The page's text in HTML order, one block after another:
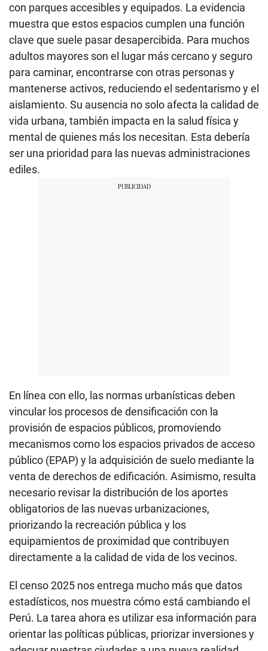
con parques accesibles y equipados. La evidencia
muestra que estos espacios cumplen una función
clave que suele pasar desapercibida. Para muchos
adultos mayores son el lugar más cercano y seguro
para caminar, encontrarse con otras personas y
mantenerse activos, reduciendo el sedentarismo y el
aislamiento. Su ausencia no solo afecta la calidad de
vida urbana, también impacta en la salud física y
mental de quienes más los necesitan. Esta debería
ser una prioridad para las nuevas administraciones
ediles.
En línea con ello, las normas urbanísticas deben
vincular los procesos de densificación con la
provisión de espacios públicos, promoviendo
mecanismos como los espacios privados de acceso
público (EPAP) y la adquisición de suelo mediante la
venta de derechos de edificación. Asimismo, resulta
necesario revisar la distribución de los aportes
obligatorios de las nuevas urbanizaciones,
priorizando la recreación pública y los
equipamientos de proximidad que contribuyen
directamente a la calidad de vida de los vecinos.
El censo 2025 nos entrega mucho más que datos
estadísticos, nos muestra cómo está cambiando el
Perú. La tarea ahora es utilizar esa información para
orientar las políticas públicas, priorizar inversiones y